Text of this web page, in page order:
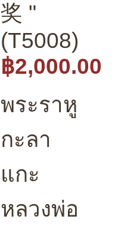
奖 "
(T5008)
฿2,000.00
พระราหู
กะลา
แกะ
หลวงพ่อ